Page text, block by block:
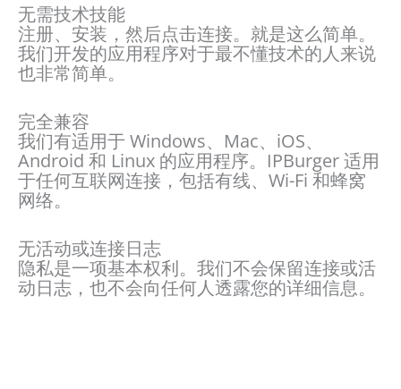
无需技术技能
注册、安装，然后点击连接。就是这么简单。
我们开发的应用程序对于最不懂技术的人来说
也非常简单。
完全兼容
我们有适用于 Windows、Mac、iOS、
Android 和 Linux 的应用程序。IPBurger 适用
于任何互联网连接，包括有线、Wi-Fi 和蜂窝
网络。
无活动或连接日志
隐私是一项基本权利。我们不会保留连接或活
动日志，也不会向任何人透露您的详细信息。